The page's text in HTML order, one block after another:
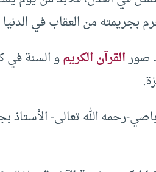
من العقاب في
صورالقرآن الكريمو السنة في
رحمه الله تعالى- الأستاذ